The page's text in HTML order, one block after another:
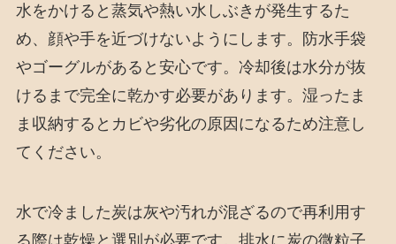
水をかけると蒸気や熱い水しぶきが発生するた
め、顔や手を近づけないようにします。防水手袋
やゴーグルがあると安心です。冷却後は水分が抜
けるまで完全に乾かす必要があります。湿ったま
ま収納するとカビや劣化の原因になるため注意し
てください。
水で冷ました炭は灰や汚れが混ざるので再利用す
る際は乾燥と選別が必要です。排水に炭の微粒子